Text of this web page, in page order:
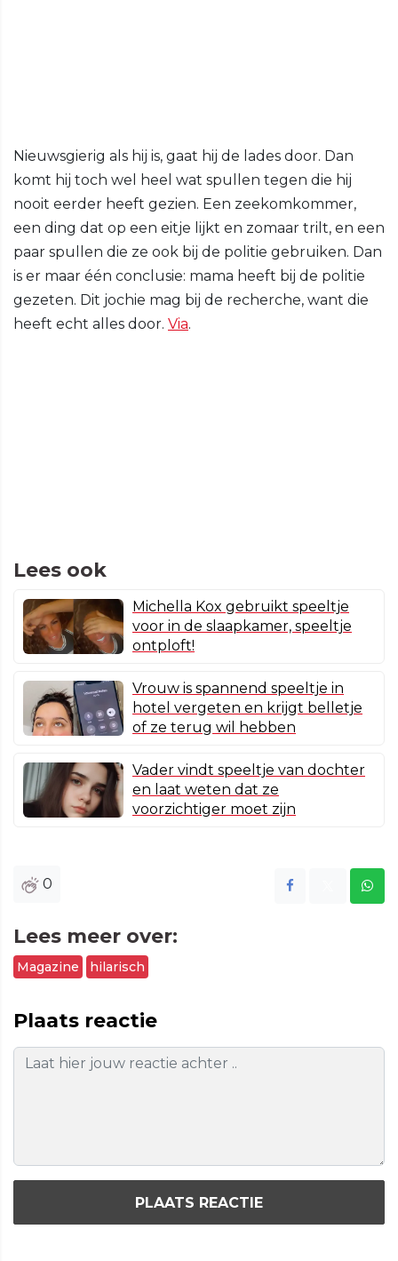
Nieuwsgierig als hij is, gaat hij de lades door. Dan
komt hij toch wel heel wat spullen tegen die hij
nooit eerder heeft gezien. Een zeekomkommer,
een ding dat op een eitje lijkt en zomaar trilt, en een
paar spullen die ze ook bij de politie gebruiken. Dan
is er maar één conclusie: mama heeft bij de politie
gezeten. Dit jochie mag bij de recherche, want die
heeft echt alles door. Via.
Lees ook
Michella Kox gebruikt speeltje
voor in de slaapkamer, speeltje
ontploft!
Vrouw is spannend speeltje in
hotel vergeten en krijgt belletje
of ze terug wil hebben
Vader vindt speeltje van dochter
en laat weten dat ze
voorzichtiger moet zijn
0
Lees meer over:
Magazine hilarisch
Plaats reactie
PLAATS REACTIE